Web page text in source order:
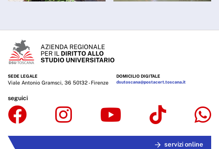
SEDE LEGALE
Viale Antonio Gramsci, 36 50132 - Firenze
DOMICILIO DIGITALE
dsutoscana@postacert.toscana.it
seguici
servizi online